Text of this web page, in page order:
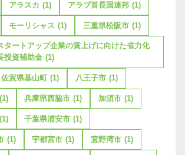
アラスカ (1) アラブ首長国連邦 (1)
モーリシャス (1) 三重県松阪市 (1)
タートアップ企業の賃上げに向けた省力化
投資補助金 (1)
佐賀県基山町 (1) 八王子市 (1)
(1) 兵庫県西脇市 (1) 加須市 (1)
(1) 千葉県浦安市 (1)
(1) 宇都宮市 (1) 宜野湾市 (1)